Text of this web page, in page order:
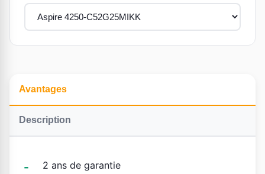
Avantages
Description
2 ans de garantie